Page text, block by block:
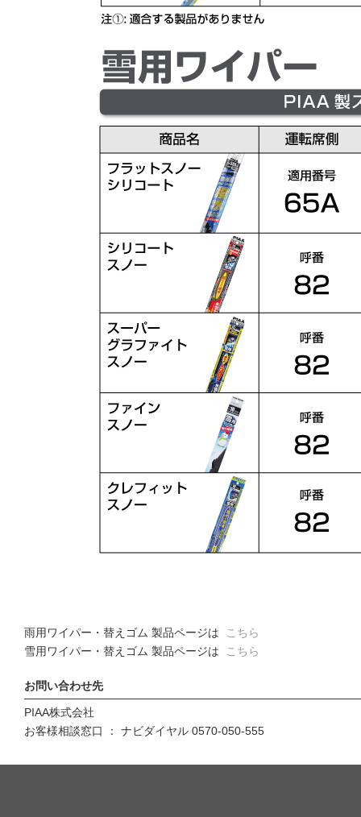
雨用ワイパー・替えゴム 製品ページは
こちら
雪用ワイパー・替えゴム 製品ページは
こちら
お問い合わせ先
PIAA株式会社
お客様相談窓口 ： ナビダイヤル 0570-050-555